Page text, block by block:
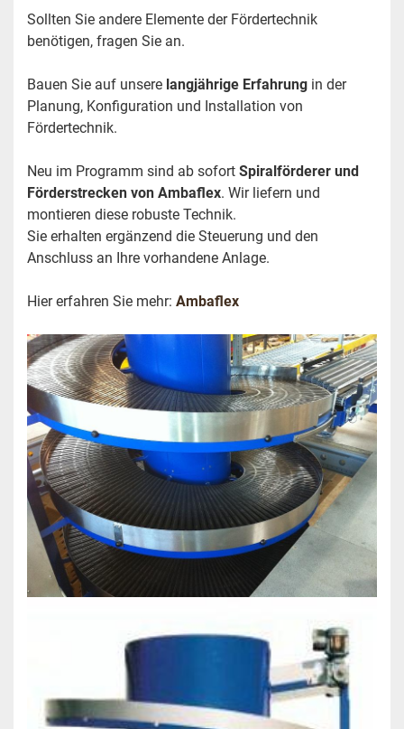
Sollten Sie andere Elemente der Fördertechnik
benötigen, fragen Sie an.
Bauen Sie auf unsere langjährige Erfahrung in der
Planung, Konfiguration und Installation von
Fördertechnik.
Neu im Programm sind ab sofort Spiralförderer und
Förderstrecken von Ambaflex. Wir liefern und
montieren diese robuste Technik.
Sie erhalten ergänzend die Steuerung und den
Anschluss an Ihre vorhandene Anlage.
Hier erfahren Sie mehr: Ambaflex